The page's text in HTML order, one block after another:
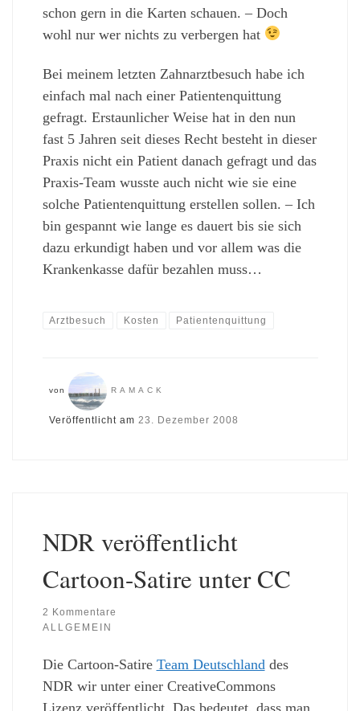
schon gern in die Karten schauen. – Doch
wohl nur wer nichts zu verbergen hat
Bei meinem letzten Zahnarztbesuch habe ich
einfach mal nach einer Patientenquittung
gefragt. Erstaunlicher Weise hat in den nun
fast 5 Jahren seit dieses Recht besteht in dieser
Praxis nicht ein Patient danach gefragt und das
Praxis-Team wusste auch nicht wie sie eine
solche Patientenquittung erstellen sollen. – Ich
bin gespannt wie lange es dauert bis sie sich
dazu erkundigt haben und vor allem was die
Krankenkasse dafür bezahlen muss…
Arztbesuch Kosten Patientenquittung
von RAMACK
Veröffentlicht am 23. Dezember 2008
NDR veröffentlicht
Cartoon-Satire unter CC
2 Kommentare
ALLGEMEIN
Die Cartoon-Satire Team Deutschland des
NDR wir unter einer CreativeCommons
Lizenz veröffentlicht. Das bedeutet, dass man